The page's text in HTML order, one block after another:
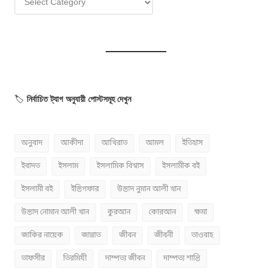
🏷️ নির্বাচিত ট্যাগ অনুযায়ী পোস্টসমূহ দেখুন
অনুবাদ আকীদা আখিরাত আমল ইতিহাস
ইবাদত ইসলাম ইসলামিক বিশ্বাস ইসলামীক বই
ইসলামী বই ইস্তিগফার উস্তাদ নুমান আলী খান
উস্তাদ নোমান আলী খান কুরআন কোরআন ক্ষমা
জাকির নায়েক জান্নাত জীবন জীবনী তাওবাহ
তাফসীর তিরমিযী দাম্পত্য জীবন দাম্পত্য শান্তি